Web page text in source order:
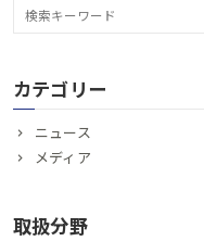
カテゴリー
ニュース
メディア
取扱分野